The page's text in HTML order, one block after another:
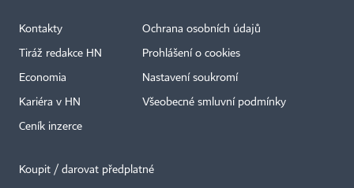
Kontakty
Tiráž redakce HN
Economia
Kariéra v HN
Ceník inzerce
Ochrana osobních údajů
Prohlášení o cookies
Nastavení soukromí
Všeobecné smluvní podmínky
Koupit / darovat předplatné